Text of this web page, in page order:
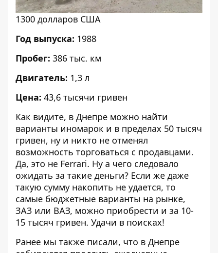
1300 долларов США
Год выпуска: 1988
Пробег: 386 тыс. км
Двигатель: 1,3 л
Цена: 43,6 тысячи гривен
Как видите, в Днепре можно найти
варианты иномарок и в пределах 50 тысяч
гривен, ну и никто не отменял
возможность торговаться с продавцами.
Да, это не Ferrari. Ну а чего следовало
ожидать за такие деньги? Если же даже
такую сумму накопить не удается, то
самые бюджетные варианты на рынке,
ЗАЗ или ВАЗ, можно приобрести и за 10-
15 тысяч гривен. Удачи в поисках!
Ранее мы также писали, что в Днепре